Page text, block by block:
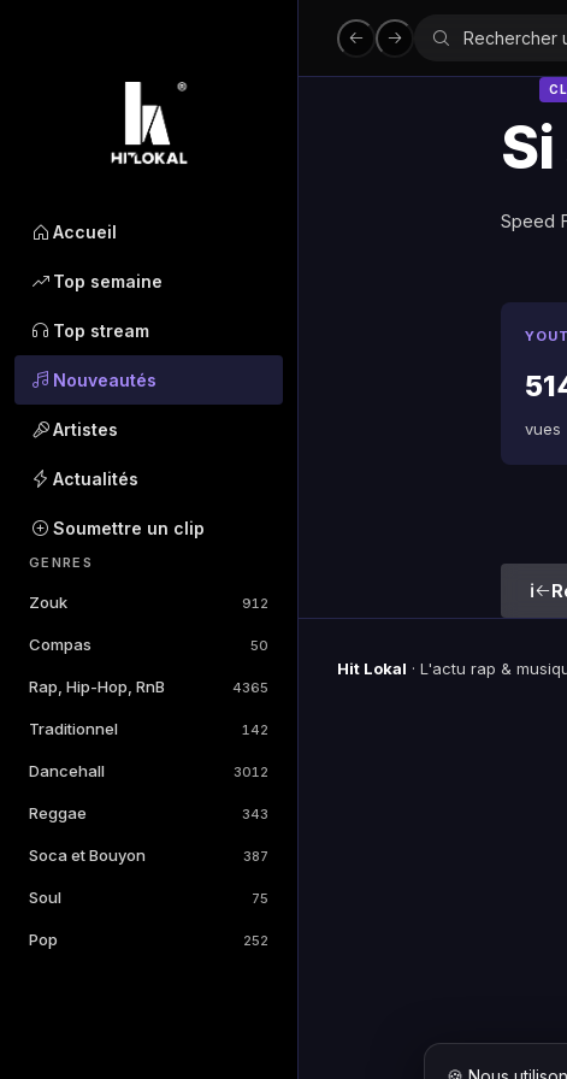
Accueil
Top semaine
Top stream
Nouveautés
Artistes
Actualités
Soumettre un clip
GENRES
Zouk 912
Compas 50
Rap, Hip-Hop, RnB 4365
Traditionnel 142
Dancehall 3012
Reggae 343
Soca et Bouyon 387
Soul 75
Pop 252
Speed
vues
Hit Lokal · L'actu rap &